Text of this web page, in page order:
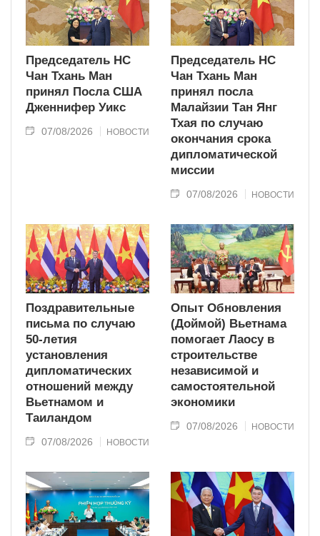
Председатель НС
Чан Тхань Ман
принял Посла США
Дженнифер Уикс
07/08/2026 НОВОСТИ
Председатель НС
Чан Тхань Ман
принял посла
Малайзии Тан Янг
Тхая по случаю
окончания срока
дипломатической
миссии
07/08/2026 НОВОСТИ
Поздравительные
письма по случаю
50-летия
установления
дипломатических
отношений между
Вьетнамом и
Таиландом
07/08/2026 НОВОСТИ
Опыт Обновления
(Доймой) Вьетнама
помогает Лаосу в
строительстве
независимой и
самостоятельной
экономики
07/08/2026 НОВОСТИ